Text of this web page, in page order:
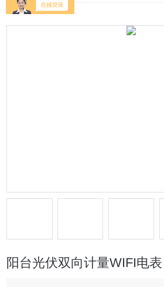
阳台光伏双向计量WIFI电表